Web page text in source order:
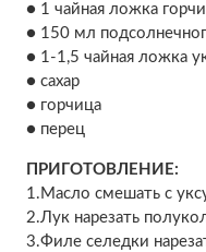
● 1 чайная ложка
● 150 мл
● 1-1,5 чайная ложка
● сахар
● горчица
● перец
ПРИГОТОВЛЕНИЕ:
1.Масло смешать с
2.Лук нарезать
3.Филе селедки